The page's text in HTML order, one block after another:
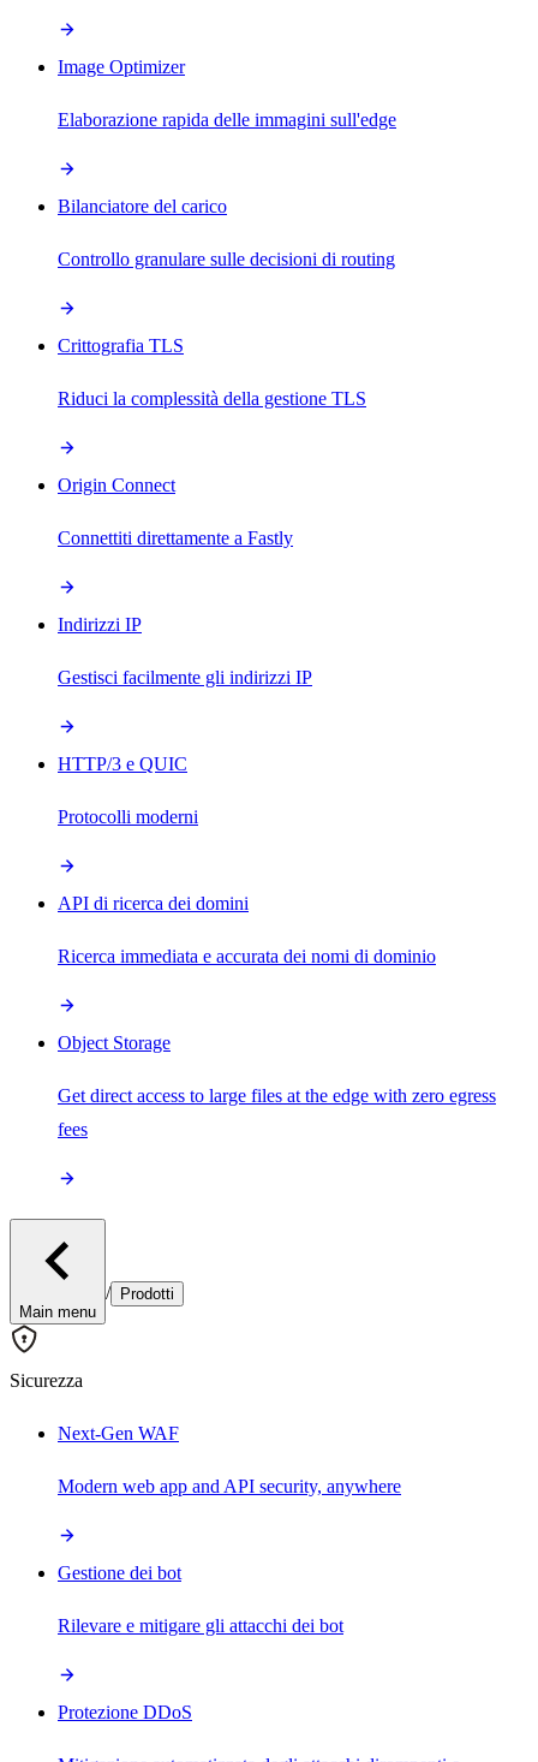
Image Optimizer
Elaborazione rapida delle immagini sull'edge
Bilanciatore del carico
Controllo granulare sulle decisioni di routing
Crittografia TLS
Riduci la complessità della gestione TLS
Origin Connect
Connettiti direttamente a Fastly
Indirizzi IP
Gestisci facilmente gli indirizzi IP
HTTP/3 e QUIC
Protocolli moderni
API di ricerca dei domini
Ricerca immediata e accurata dei nomi di dominio
Object Storage
Get direct access to large files at the edge with zero egress
fees
Main menu
/ Prodotti
Sicurezza
Next-Gen WAF
Modern web app and API security, anywhere
Gestione dei bot
Rilevare e mitigare gli attacchi dei bot
Protezione DDoS